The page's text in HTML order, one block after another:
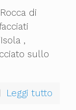
di
,
sullo
Leggi tutto